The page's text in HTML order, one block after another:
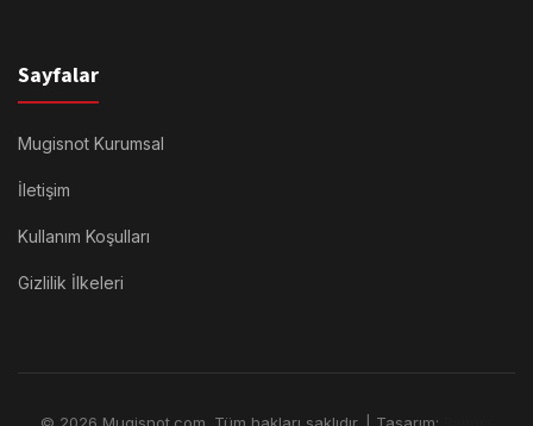
Sayfalar
Mugisnot Kurumsal
İletişim
Kullanım Koşulları
Gizlilik İlkeleri